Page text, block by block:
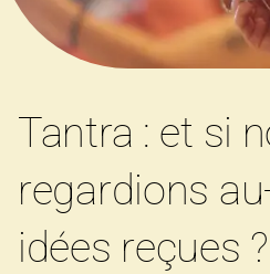
Tantra : et si
regardions
idées reçues ?